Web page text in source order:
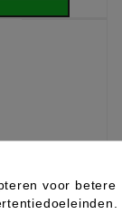
voor betere